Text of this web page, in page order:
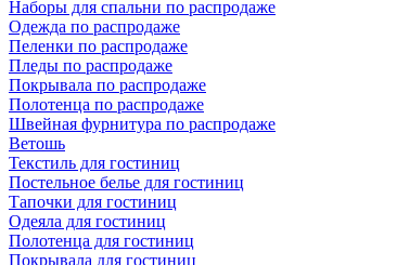
Наборы для спальни по распродаже
Одежда по распродаже
Пеленки по распродаже
Пледы по распродаже
Покрывала по распродаже
Полотенца по распродаже
Швейная фурнитура по распродаже
Ветошь
Текстиль для гостиниц
Постельное белье для гостиниц
Тапочки для гостиниц
Одеяла для гостиниц
Полотенца для гостиниц
Покрывала для гостиниц